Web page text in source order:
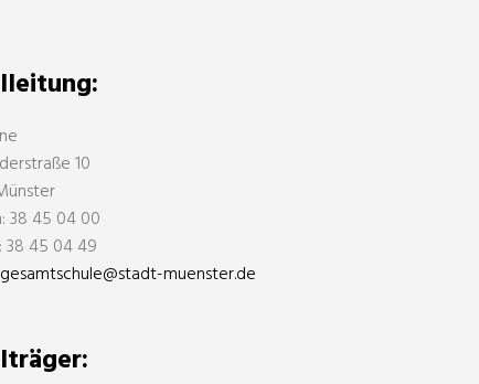
10
38 45 04 00
38 45 04 49
gesamtschule@stadt-muenster.de